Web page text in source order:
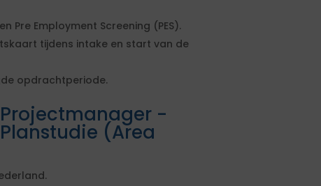
Pre Employment Screening (PES).
tijdens intake en start van de
opdrachtperiode.
-
Planstudie (Area